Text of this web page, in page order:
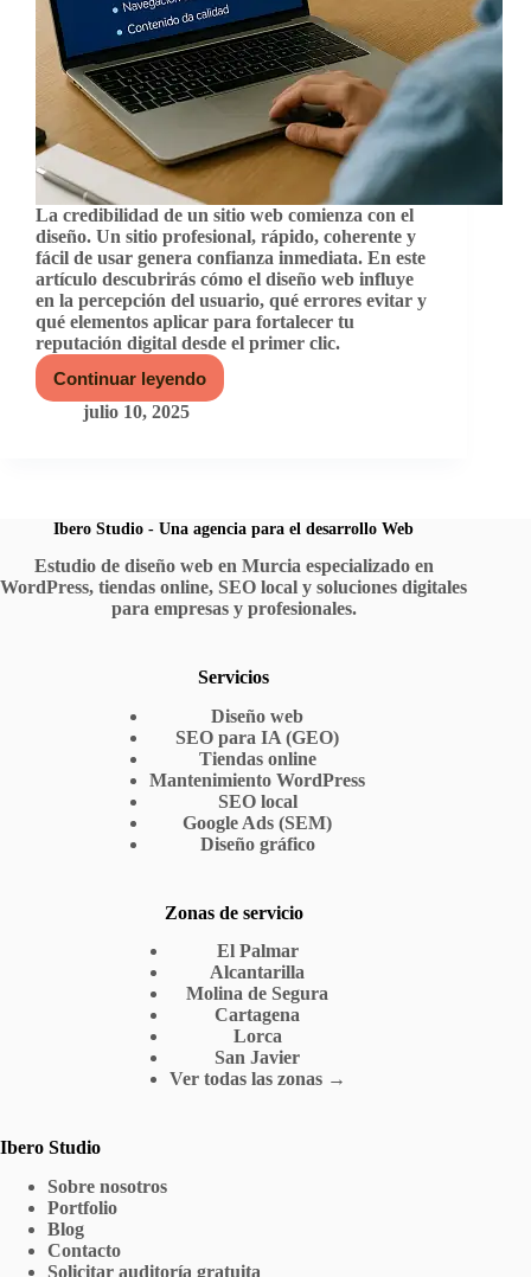
La credibilidad de un sitio web comienza con el
diseño. Un sitio profesional, rápido, coherente y
fácil de usar genera confianza inmediata. En este
artículo descubrirás cómo el diseño web influye
en la percepción del usuario, qué errores evitar y
qué elementos aplicar para fortalecer tu
reputación digital desde el primer clic.
Continuar leyendo
Credibilidad
y
diseño
confianza
visitante
desde
el
julio 10, 2025
Ibero Studio - Una agencia para el desarrollo Web
Estudio de diseño web en Murcia especializado en
WordPress, tiendas online, SEO local y soluciones digitales
para empresas y profesionales.
Servicios
Diseño web
SEO para IA (GEO)
Tiendas online
Mantenimiento WordPress
SEO local
Google Ads (SEM)
Diseño gráfico
Zonas de servicio
El Palmar
Alcantarilla
Molina de Segura
Cartagena
Lorca
San Javier
Ver todas las zonas →
Ibero Studio
Sobre nosotros
Portfolio
Blog
Contacto
Solicitar auditoría gratuita